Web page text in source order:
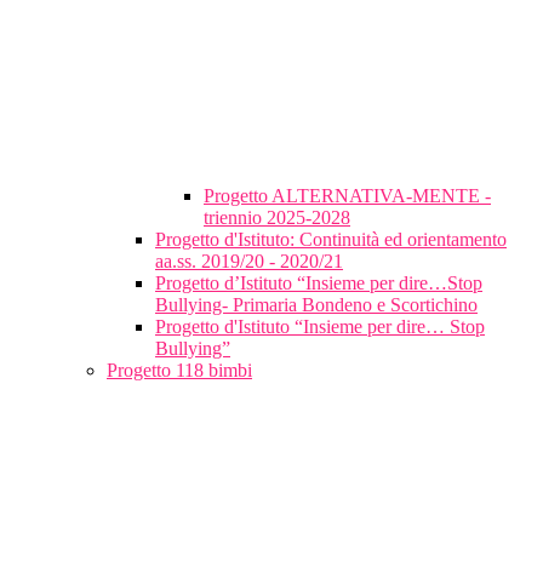
Progetto ALTERNATIVA-MENTE -
triennio 2025-2028
Progetto d'Istituto: Continuità ed orientamento
aa.ss. 2019/20 - 2020/21
Progetto d’Istituto “Insieme per dire…Stop
Bullying- Primaria Bondeno e Scortichino
Progetto d'Istituto “Insieme per dire… Stop
Bullying”
Progetto 118 bimbi